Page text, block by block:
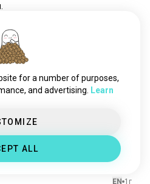
EN
3 4
EN 1г
for a number of purposes,
and advertising.
Learn
ALL